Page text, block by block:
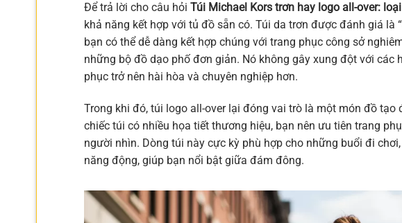
Để trả lời cho câu hỏi Túi Michael Kors trơn hay logo all-over:
khả năng kết hợp với tủ đồ sẵn có. Túi da trơn được đánh giá là
bạn có thể dễ dàng kết hợp chúng với trang phục công sở
những bộ đồ dạo phố đơn giản. Nó không gây xung đột với các
phục trở nên hài hòa và chuyên nghiệp hơn.
Trong khi đó, túi logo all-over lại đóng vai trò là một món đồ
chiếc túi có nhiều họa tiết thương hiệu, bạn nên ưu tiên trang
người nhìn. Dòng túi này cực kỳ phù hợp cho những buổi đi
năng động, giúp bạn nổi bật giữa đám đông.